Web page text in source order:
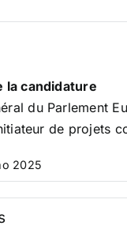
la candidature
du Parlement
de projets
2025